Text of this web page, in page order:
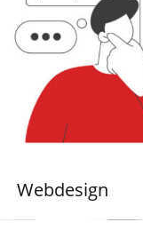
Webdesign